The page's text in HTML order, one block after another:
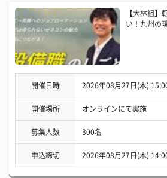
【大林組】
い！九州の
開催日時 2026年08月27日(木)
開催場所 オンラインにて実施
募集人数 300名
申込締切 2026年08月27日(木)